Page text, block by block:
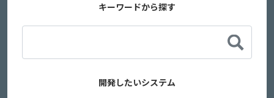
キーワードから探す
開発したいシステム